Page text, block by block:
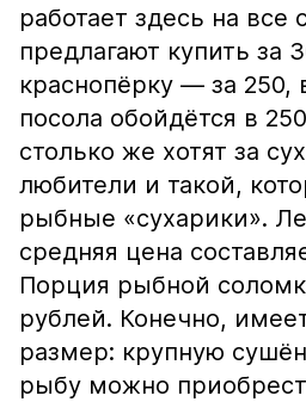
работает здесь на все
предлагают купить за
краснопёрку — за 250,
посола обойдётся в
столько же хотят за
любители и такой,
рыбные «сухарики».
средняя цена
Порция рыбной
рублей. Конечно,
размер: крупную
рыбу можно